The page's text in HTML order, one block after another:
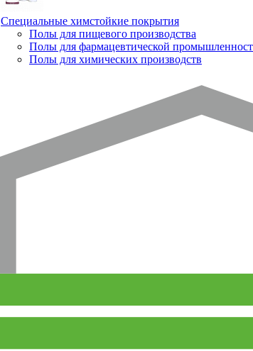
Специальные химстойкие покрытия
Полы для пищевого производства
Полы для фармацевтической
Полы для химических производств